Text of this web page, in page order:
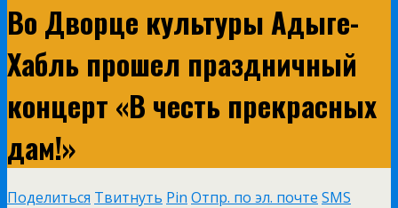
Во Дворце культуры Адыге-
Хабль прошел праздничный
концерт «В честь прекрасных
дам!»
Поделиться Твитнуть Pin Отпр. по эл. почте SMS